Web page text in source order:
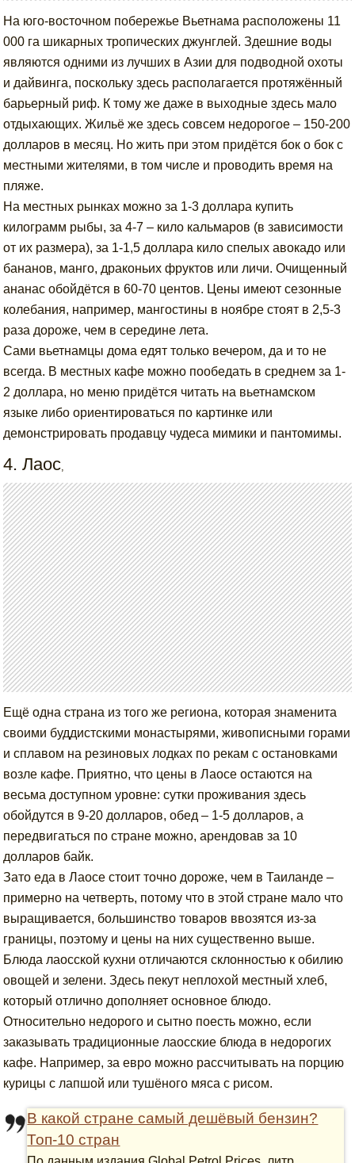
На юго-восточном побережье Вьетнама расположены 11
000 га шикарных тропических джунглей. Здешние воды
являются одними из лучших в Азии для подводной охоты
и дайвинга, поскольку здесь располагается протяжённый
барьерный риф. К тому же даже в выходные здесь мало
отдыхающих. Жильё же здесь совсем недорогое – 150-200
долларов в месяц. Но жить при этом придётся бок о бок с
местными жителями, в том числе и проводить время на
пляже.
На местных рынках можно за 1-3 доллара купить
килограмм рыбы, за 4-7 – кило кальмаров (в зависимости
от их размера), за 1-1,5 доллара кило спелых авокадо или
бананов, манго, драконьих фруктов или личи. Очищенный
ананас обойдётся в 60-70 центов. Цены имеют сезонные
колебания, например, мангостины в ноябре стоят в 2,5-3
раза дороже, чем в середине лета.
Сами вьетнамцы дома едят только вечером, да и то не
всегда. В местных кафе можно пообедать в среднем за 1-
2 доллара, но меню придётся читать на вьетнамском
языке либо ориентироваться по картинке или
демонстрировать продавцу чудеса мимики и пантомимы.
4. Лаос,
Ещё одна страна из того же региона, которая знаменита
своими буддистскими монастырями, живописными горами
и сплавом на резиновых лодках по рекам с остановками
возле кафе. Приятно, что цены в Лаосе остаются на
весьма доступном уровне: сутки проживания здесь
обойдутся в 9-20 долларов, обед – 1-5 долларов, а
передвигаться по стране можно, арендовав за 10
долларов байк.
Зато еда в Лаосе стоит точно дороже, чем в Таиланде –
примерно на четверть, потому что в этой стране мало что
выращивается, большинство товаров ввозятся из-за
границы, поэтому и цены на них существенно выше.
Блюда лаосской кухни отличаются склонностью к обилию
овощей и зелени. Здесь пекут неплохой местный хлеб,
который отлично дополняет основное блюдо.
Относительно недорого и сытно поесть можно, если
заказывать традиционные лаосские блюда в недорогих
кафе. Например, за евро можно рассчитывать на порцию
курицы с лапшой или тушёного мяса с рисом.
В какой стране самый дешёвый бензин?
Топ-10 стран